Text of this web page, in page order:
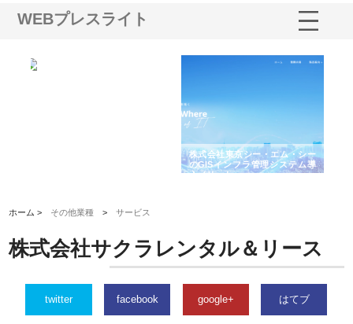
WEBプレスライト
株式会社東京シー・エム・シー
のGISインフラ管理システム導
入メリット
ホーム > その他業種 >サービス
株式会社サクラレンタル＆リース
twitter facebook google+ はてブ